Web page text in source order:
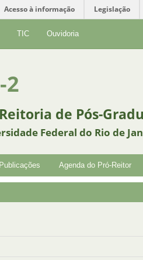
Acesso à informação Legislação
TIC Ouvidoria
2
de Pós-
Federal do Rio de
Publicações Agenda do Pró-Reitor